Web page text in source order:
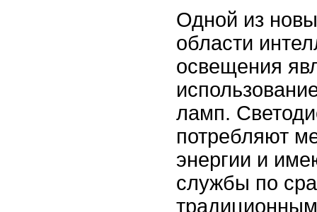
Одной из
области
освещения
ламп.
потребляют
энергии и
службы по